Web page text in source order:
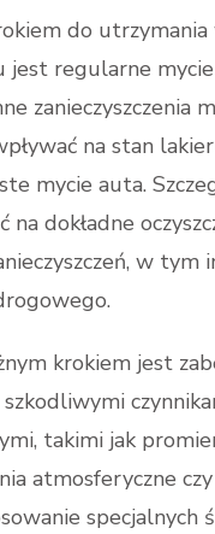
do utrzymania
jest regularne
zanieczyszczenia
na stan
mycie auta.
na dokładne
w tym
krokiem jest
takimi jak
atmosferyczne
specjalnych